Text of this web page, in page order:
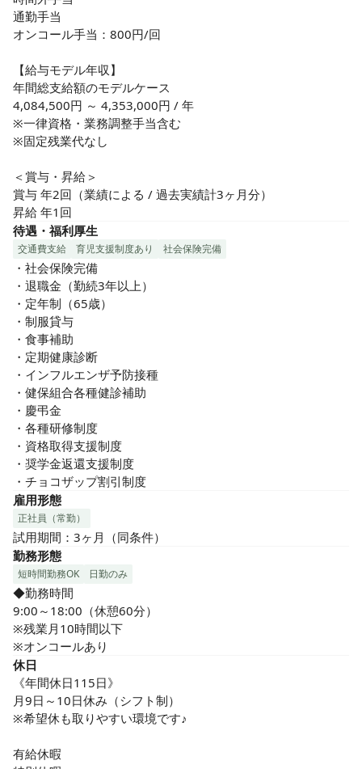
通勤手当
オンコール手当：800円/回
【給与モデル年収】
年間総支給額のモデルケース
4,084,500円 ～ 4,353,000円 / 年
※一律資格・業務調整手当含む
※固定残業代なし
＜賞与・昇給＞
賞与 年2回（業績による / 過去実績計3ヶ月分）
昇給 年1回
待遇・福利厚生
交通費支給 育児支援制度あり 社会保険完備
・社会保険完備
・退職金（勤続3年以上）
・定年制（65歳）
・制服貸与
・食事補助
・定期健康診断
・インフルエンザ予防接種
・健保組合各種健診補助
・慶弔金
・各種研修制度
・資格取得支援制度
・奨学金返還支援制度
・チョコザップ割引制度
雇用形態
正社員（常勤）
試用期間：3ヶ月（同条件）
勤務形態
短時間勤務OK 日勤のみ
◆勤務時間
9:00～18:00（休憩60分）
※残業月10時間以下
※オンコールあり
休日
《年間休日115日》
月9日～10日休み（シフト制）
※希望休も取りやすい環境です♪
有給休暇